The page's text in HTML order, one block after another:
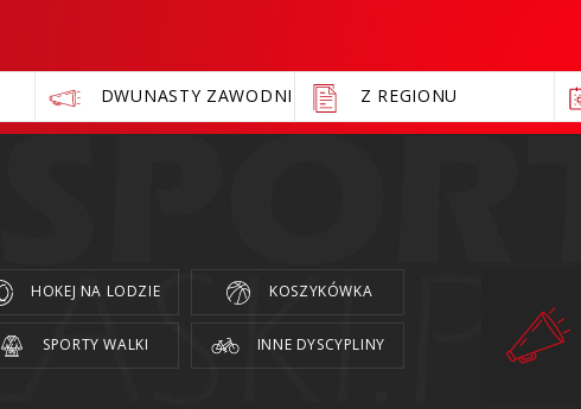
DWUNASTY ZAWODNIK Z REGIONU
HOKEJ NA LODZIE KOSZYKÓWKA
SPORTY WALKI INNE DYSCYPLINY